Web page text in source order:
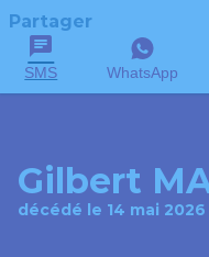
Partager
SMS WhatsApp
Gilbert
décédé le 14 mai 2026